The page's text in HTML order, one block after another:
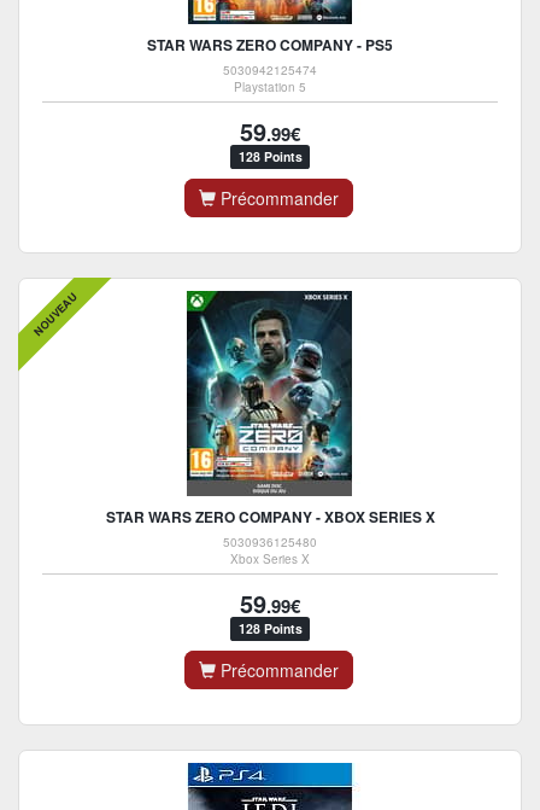
STAR WARS ZERO COMPANY - PS5
5030942125474
Playstation 5
59.99€
128 Points
Précommander
STAR WARS ZERO COMPANY - XBOX SERIES X
5030936125480
Xbox Series X
59.99€
128 Points
NOUVEAU
Précommander